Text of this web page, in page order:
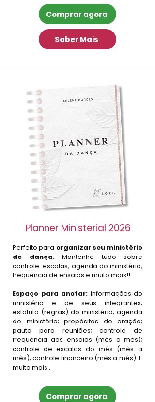
Comprar agora
Saber Mais
Planner Ministerial 2026
Perfeito para organizar seu ministério
de dança.Mantenha tudo sobre
controle: escalas, agenda do ministério,
frequência de ensaios e muito mais!!
Espaço para anotar: informações do
ministério e de seus integrantes;
estatuto (regras) do ministério; agenda
do ministério; propósitos de oração;
pauta para reuniões; controle de
frequência dos ensaios (mês a mês);
controle de escalas do mês (mês a
mês); controle financeiro (mês a mês).E
muito mais…
Comprar agora